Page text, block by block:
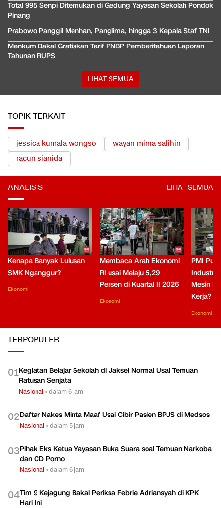
Total 995 Senpi Ditemukan di Gedung Yayasan Sekolah Pondok
Pinang
Prabowo Panggil Menhan, Panglima, hingga 3 Kepala Staf TNI
Menkum Bakal Gratiskan Tarif PNBP Pemberitahuan Laporan
Tahunan RUPS
LIHAT SEMUA
TOPIK TERKAIT
jessica kumala wongso
wayan mirna salihin
racun sianida
ANALISIS LIHAT SEMUA
Kenapa Banyak Lulusan
SMK Nganggur?
Ekonomi
Membaca Arah Ekonomi
RI usai Melaju 5,29
Persen di Kuartal II 2026
Ekonomi
PMI
Industri
Mesin
Kerja?
Ekonomi
TERPOPULER
01Kegiatan Belajar Sekolah di Jaksel Normal Usai Temuan
Ratusan Senjata
Nasional •dalam 6 jam
02Daftar Nakes Minta Maaf Usai Cibir Pasien BPJS di Medsos
Nasional •dalam 5 jam
03Pihak Eks Ketua Yayasan Buka Suara soal Temuan Narkoba
dan CD Porno
Nasional •dalam 6 jam
04Tim 9 Kejagung Bakal Periksa Febrie Adriansyah di KPK
Hari Ini